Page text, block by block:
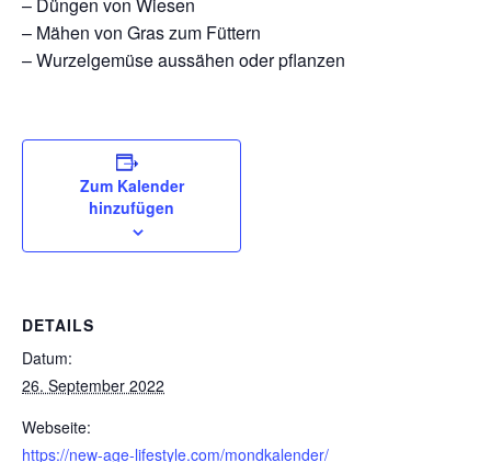
– Mähen von Gras zum Füttern
– Wurzelgemüse aussähen oder pflanzen
Zum Kalender
hinzufügen
DETAILS
Datum:
26. September 2022
Webseite:
https://new-age-lifestyle.com/mondkalender/